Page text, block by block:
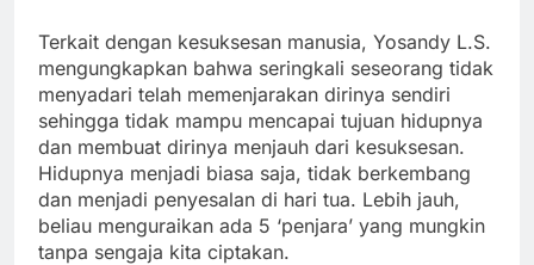
Terkait dengan kesuksesan manusia, Yosandy L.S.
mengungkapkan bahwa seringkali seseorang tidak
menyadari telah memenjarakan dirinya sendiri
sehingga tidak mampu mencapai tujuan hidupnya
dan membuat dirinya menjauh dari kesuksesan.
Hidupnya menjadi biasa saja, tidak berkembang
dan menjadi penyesalan di hari tua. Lebih jauh,
beliau menguraikan ada 5 ‘penjara’ yang mungkin
tanpa sengaja kita ciptakan.